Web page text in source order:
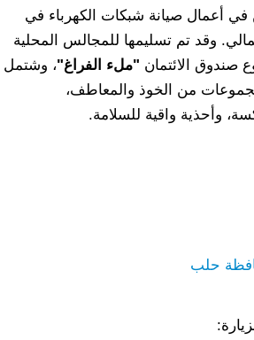
في أعمال صيانة شبكات الكهرباء في
وقد تم تسليمها للمجالس المحلية
صندوق الائتمان "ملء الفراغ"، وشتمل
من الخوذ والمعاطف،
وأحذية واقية للسلامة.
حلب